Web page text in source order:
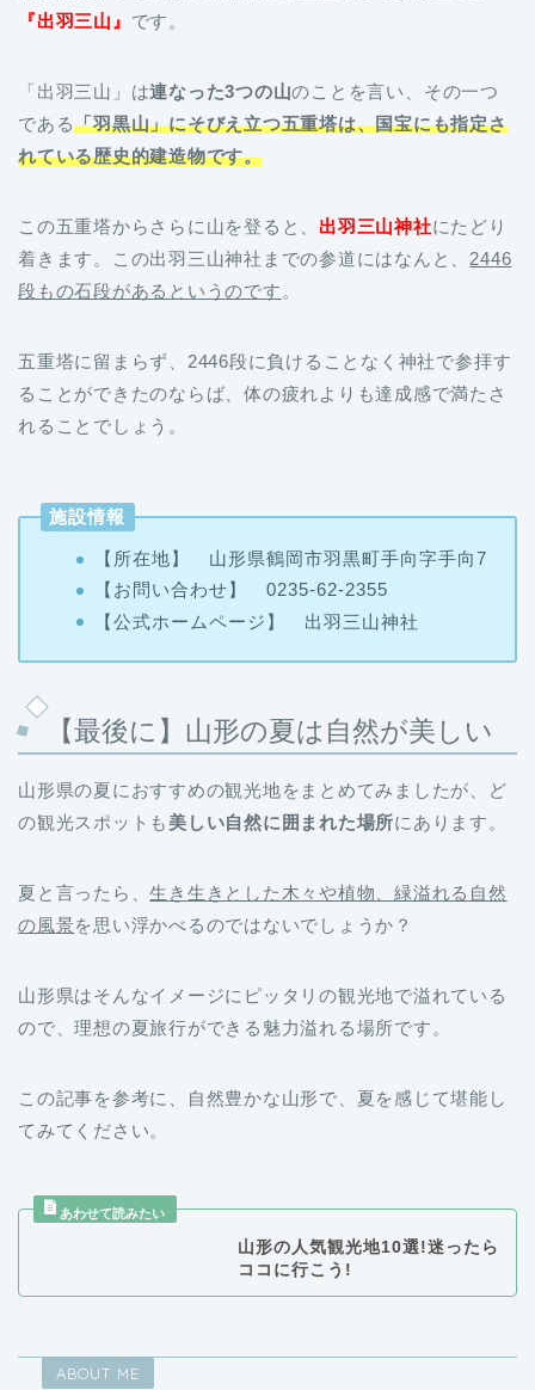
『出羽三山』 です。
「出羽三山」は連なった3つの山のことを言い、その一つ
である「羽黒山」にそびえ立つ五重塔は、国宝にも指定さ
れている歴史的建造物です。
この五重塔からさらに山を登ると、 出羽三山神社にたどり
着きます。この出羽三山神社までの参道にはなんと、 2446
段もの石段があるというのです 。
五重塔に留まらず、2446段に負けることなく神社で参拝す
ることができたのならば、体の疲れよりも達成感で満たさ
れることでしょう。
施設情報
【所在地】 山形県鶴岡市羽黒町手向字手向7
【お問い合わせ】 0235-62-2355
【公式ホームページ】 出羽三山神社
【最後に】山形の夏は自然が美しい
山形県の夏におすすめの観光地をまとめてみましたが、ど
の観光スポットも 美しい自然に囲まれた場所にあります。
夏と言ったら、生き生きとした木々や植物、緑溢れる自然
の風景を思い浮かべるのではないでしょうか？
山形県はそんなイメージにピッタリの観光地で溢れている
ので、理想の夏旅行ができる魅力溢れる場所です。
この記事を参考に、自然豊かな山形で、夏を感じて堪能し
てみてください。
山形の人気観光地10選!迷ったら
ココに行こう!
ABOUT ME